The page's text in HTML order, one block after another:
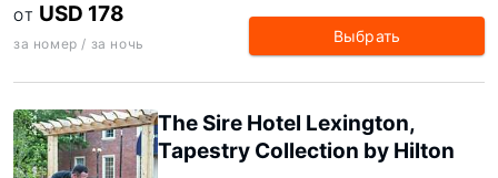
ОТ USD 178
за номер / за ночь Выбрать
The Sire Hotel Lexington,
Tapestry Collection by Hilton